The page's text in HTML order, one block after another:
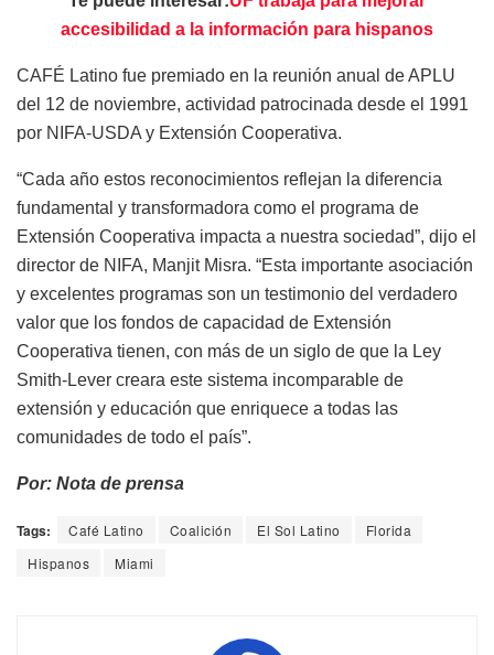
accesibilidad a la información para hispanos
CAFÉ Latino fue premiado en la reunión anual de APLU
del 12 de noviembre, actividad patrocinada desde el 1991
por NIFA-USDA y Extensión Cooperativa.
“Cada año estos reconocimientos reflejan la diferencia
fundamental y transformadora como el programa de
Extensión Cooperativa impacta a nuestra sociedad”, dijo el
director de NIFA, Manjit Misra. “Esta importante asociación
y excelentes programas son un testimonio del verdadero
valor que los fondos de capacidad de Extensión
Cooperativa tienen, con más de un siglo de que la Ley
Smith-Lever creara este sistema incomparable de
extensión y educación que enriquece a todas las
comunidades de todo el país”.
Por: Nota de prensa
Tags: Café Latino Coalición El Sol Latino
Florida
Hispanos
Miami